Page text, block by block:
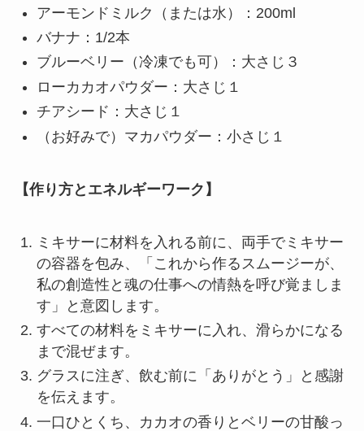
アーモンドミルク（または水）：200ml
バナナ：1/2本
ブルーベリー（冷凍でも可）：大さじ３
ローカカオパウダー：大さじ１
チアシード：大さじ１
（お好みで）マカパウダー：小さじ１
【作り方とエネルギーワーク】
ミキサーに材料を入れる前に、両手でミキサー
の容器を包み、「これから作るスムージーが、
私の創造性と魂の仕事への情熱を呼び覚ましま
す」と意図します。
すべての材料をミキサーに入れ、滑らかになる
まで混ぜます。
グラスに注ぎ、飲む前に「ありがとう」と感謝
を伝えます。
一口ひとくち、カカオの香りとベリーの甘酸っ